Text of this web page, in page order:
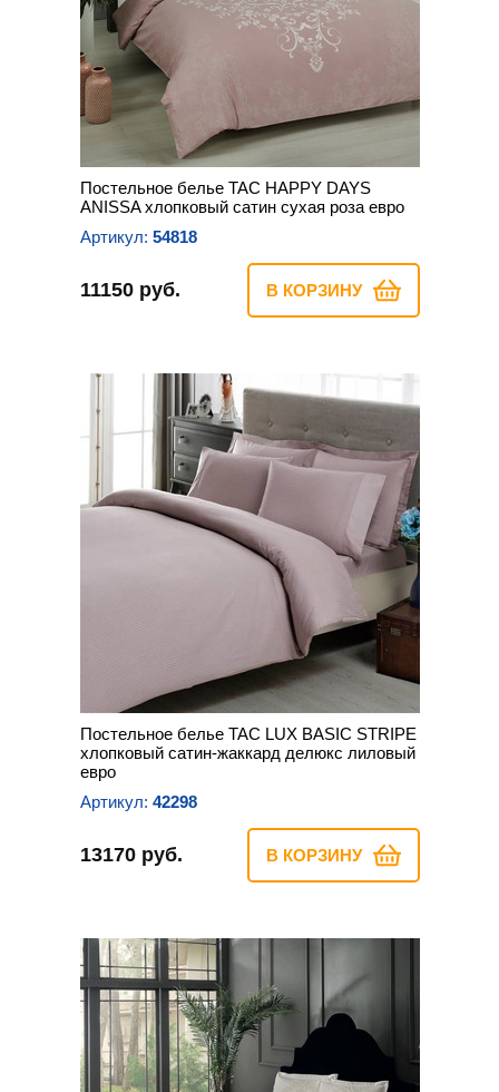
Постельное белье TAC HAPPY DAYS
ANISSA хлопковый сатин сухая роза евро
Артикул: 54818
11150 руб. В КОРЗИНУ
Постельное белье TAC LUX BASIC STRIPE
хлопковый сатин-жаккард делюкс лиловый
евро
Артикул: 42298
13170 руб. В КОРЗИНУ